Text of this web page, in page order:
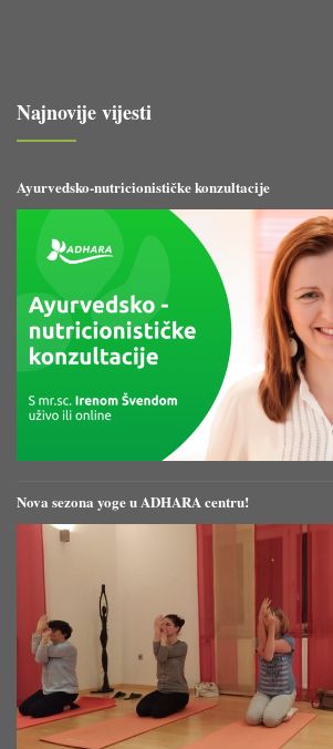
Najnovije vijesti
Ayurvedsko-nutricionističke konzultacije
Nova sezona yoge u ADHARA centru!